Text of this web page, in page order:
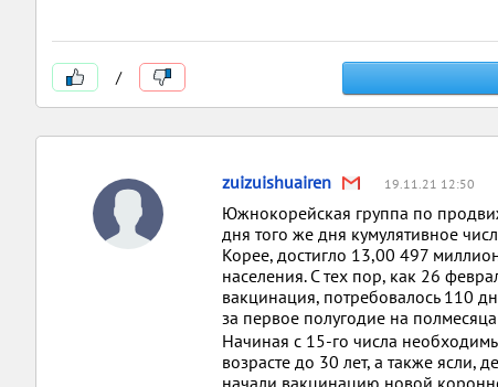
/
zuizuishuairen 19.11.21 12:50
Южнокорейская группа по
дня того же дня кумулятивное
Корее, достигло 13,00 497
населения. С тех пор, как 26
вакцинация, потребовалось 110
за первое полугодие на
Начиная с 15-го числа
возрасте до 30 лет, а также ясли,
начали вакцинацию новой